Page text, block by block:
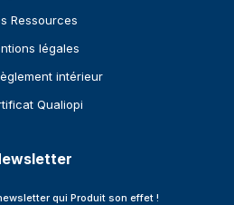
Ressources
légales
intérieur
Qualiopi
qui Produit son effet !